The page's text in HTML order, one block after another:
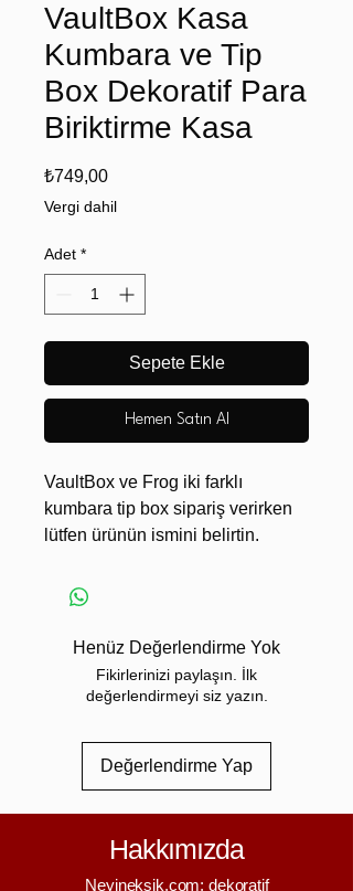
VaultBox Kasa
Kumbara ve Tip
Box Dekoratif Para
Biriktirme Kasa
₺749,00Fiyat
Vergi dahil
Adet *
Sepete Ekle
Hemen Satın Al
VaultBox ve Frog iki farklı
kumbara tip box sipariş verirken
lütfen ürünün ismini belirtin.
VaultBox - 14x14 cm
VaultBox, klasik kumbaralara
modern ve dikkat çekici bir
alternatif sunan özel tasarım bir
modelidir. Gerçek kasa
görünümünden ilham alınarak
hem dekoratif hem de işlevsel
kullanım sunar.
Henüz Değerlendirme Yok
Fikirlerinizi paylaşın. İlk
değerlendirmeyi siz yazın.
Değerlendirme Yap
Hakkımızda
Neyineksik.com; dekoratif